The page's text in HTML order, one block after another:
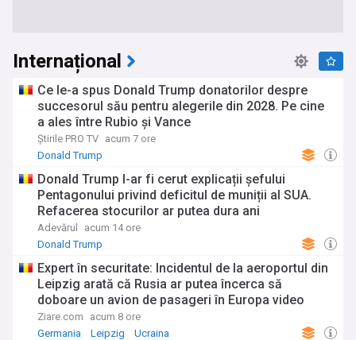
Internațional
Ce le-a spus Donald Trump donatorilor despre
succesorul său pentru alegerile din 2028. Pe cine
a ales între Rubio și Vance
Știrile PRO TV acum 7 ore
Donald Trump
Donald Trump I-ar fi cerut explicații șefului
Pentagonului privind deficitul de muniții al SUA.
Refacerea stocurilor ar putea dura ani
Adevărul
acum 14 ore
Donald Trump
Expert în securitate: Incidentul de la aeroportul din
Leipzig arată că Rusia ar putea încerca să
doboare un avion de pasageri în Europa video
Ziare.com
acum 8 ore
Germania
Leipzig Ucraina